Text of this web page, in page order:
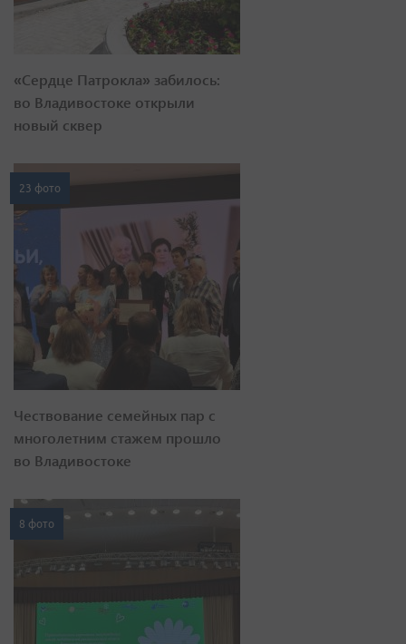
«Сердце Патрокла» забилось:
во Владивостоке открыли
новый сквер
23 фото
Чествование семейных пар с
многолетним стажем прошло
во Владивостоке
8 фото